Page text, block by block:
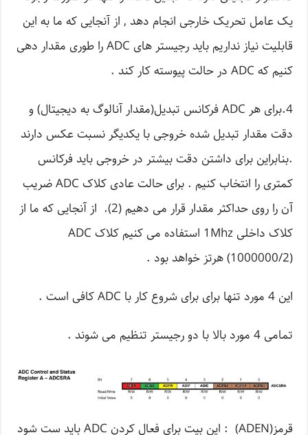
یک عامل تحریک خارجی انجام دهد , از آنجایی که ما به این
قابلیت نیاز نداریم باید رجیستر های ADC را طوری مقدار دهی
کنیم که ADC در حالت پیوسته کار کند .
4.برای هر ADC فرکانس تبدیل(مقدار آنالوگ به دیجیتال) و
دقت مقدار تبدیل شده خروجی با یکدیگر نسبت عکس دارند
.بنابراین برای داشتن دقت بیشتر در خروجی باید فرکانس
کمتری را انتخاب کنیم . برای حالت عادی کلاک ADC ضریب
آن را روی حداکثر مقدار قرار می دهیم (2). از آنجایی که ما از
کلاک داخلی 1Mhz استفاده می کنیم کلاک ADC
(1000000/2) هرتز خواهد بود .
این 4 مورد تنها برای برای شروع کار با ADC کافی است .
تمامی 4 مورد بالا با دو رجیستر تنظیم می شوند .
قرمز(ADEN) : این بیت برای فعال کردن ADC باید ست شود